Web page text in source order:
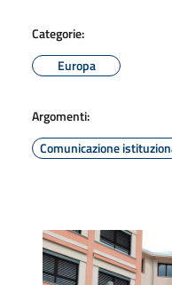
Categorie:
Europa
Argomenti:
Comunicazione